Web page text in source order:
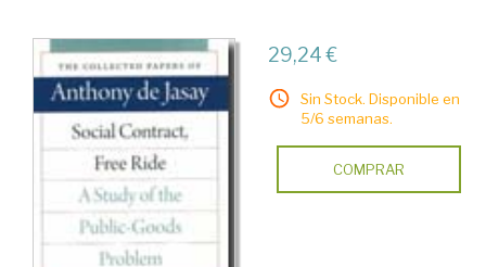
29,24 €
Sin Stock. Disponible en
5/6 semanas.
COMPRAR